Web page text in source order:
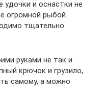
удочки и оснастки не
огромной рыбой.
тщательно
руками не так и
крючок и грузило,
самому, а можно